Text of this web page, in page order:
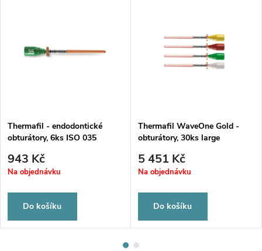
Thermafil - endodontické
obturátory, 6ks ISO 035
943 Kč
Na objednávku
Do košíku
Thermafil WaveOne Gold -
obturátory, 30ks large
5 451 Kč
Na objednávku
Do košíku